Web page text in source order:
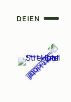
DE|EN